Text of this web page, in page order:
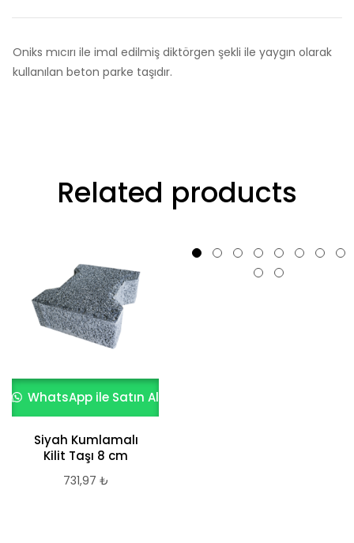
Oniks mıcırı ile imal edilmiş diktörgen şekli ile yaygın olarak
kullanılan beton parke taşıdır.
Related products
WhatsApp ile Satın Al
Siyah Kumlamalı
Kilit Taşı 8 cm
731,97 ₺